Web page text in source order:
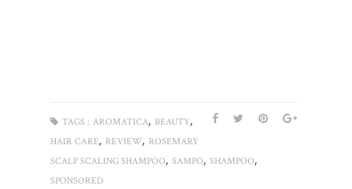
TAGS : AROMATICA, BEAUTY,
HAIR CARE, REVIEW, ROSEMARY
SCALP SCALING SHAMPOO, SAMPO, SHAMPOO,
SPONSORED